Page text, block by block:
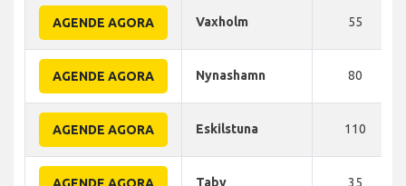
AGENDE AGORA Vaxholm 55
AGENDE AGORA Nynashamn 80
AGENDE AGORA Eskilstuna 110
AGENDE AGORA Taby 35